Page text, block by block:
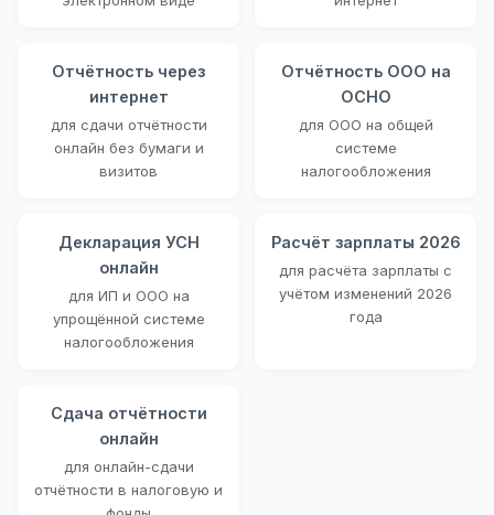
Отчётность через
интернет
для сдачи отчётности
онлайн без бумаги и
визитов
Отчётность ООО на
ОСНО
для ООО на общей
системе
налогообложения
Декларация УСН
онлайн
для ИП и ООО на
упрощённой системе
налогообложения
Расчёт зарплаты 2026
для расчёта зарплаты с
учётом изменений 2026
года
Сдача отчётности
онлайн
для онлайн-сдачи
отчётности в налоговую и